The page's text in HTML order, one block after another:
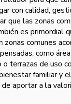
con calidad,
que las zonas
es primordial
zonas comunes
como
o terrazas de uso
familiar y
de aportar a la